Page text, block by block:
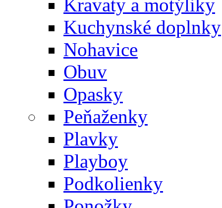
Kravaty a motýliky
Kuchynské doplnky
Nohavice
Obuv
Opasky
Peňaženky
Plavky
Playboy
Podkolienky